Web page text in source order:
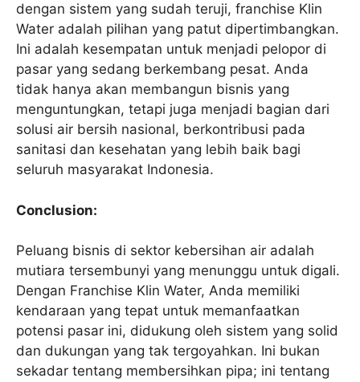
dengan sistem yang sudah teruji, franchise Klin
Water adalah pilihan yang patut dipertimbangkan.
Ini adalah kesempatan untuk menjadi pelopor di
pasar yang sedang berkembang pesat. Anda
tidak hanya akan membangun bisnis yang
menguntungkan, tetapi juga menjadi bagian dari
solusi air bersih nasional, berkontribusi pada
sanitasi dan kesehatan yang lebih baik bagi
seluruh masyarakat Indonesia.
Conclusion:
Peluang bisnis di sektor kebersihan air adalah
mutiara tersembunyi yang menunggu untuk digali.
Dengan Franchise Klin Water, Anda memiliki
kendaraan yang tepat untuk memanfaatkan
potensi pasar ini, didukung oleh sistem yang solid
dan dukungan yang tak tergoyahkan. Ini bukan
sekadar tentang membersihkan pipa; ini tentang